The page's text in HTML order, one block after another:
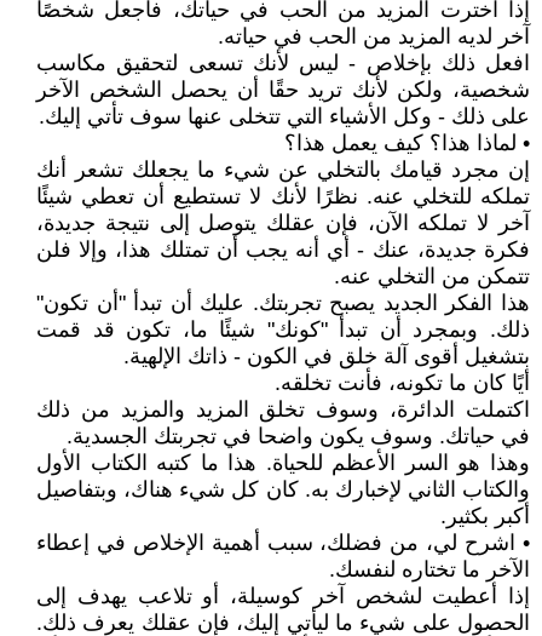
إذا اخترت المزيد من الحب في حياتك، فاجعل شخصًا
آخر لديه المزيد من الحب في حياته.
افعل ذلك بإخلاص - ليس لأنك تسعى لتحقيق مكاسب
شخصية، ولكن لأنك تريد حقًا أن يحصل الشخص الآخر
على ذلك - وكل الأشياء التي تتخلى عنها سوف تأتي إليك.
• لماذا هذا؟ كيف يعمل هذا؟
إن مجرد قيامك بالتخلي عن شيء ما يجعلك تشعر أنك
تملكه للتخلي عنه. نظرًا لأنك لا تستطيع أن تعطي شيئًا
آخر لا تملكه الآن، فإن عقلك يتوصل إلى نتيجة جديدة،
فكرة جديدة، عنك - أي أنه يجب أن تمتلك هذا، وإلا فلن
تتمكن من التخلي عنه.
هذا الفكر الجديد يصبح تجربتك. عليك أن تبدأ "أن تكون"
ذلك. وبمجرد أن تبدأ "كونك" شيئًا ما، تكون قد قمت
بتشغيل أقوى آلة خلق في الكون - ذاتك الإلهية.
أيًا كان ما تكونه، فأنت تخلقه.
اكتملت الدائرة، وسوف تخلق المزيد والمزيد من ذلك
في حياتك. وسوف يكون واضحا في تجربتك الجسدية.
وهذا هو السر الأعظم للحياة. هذا ما كتبه الكتاب الأول
والكتاب الثاني لإخبارك به. كان كل شيء هناك، وبتفاصيل
أكبر بكثير.
• اشرح لي، من فضلك، سبب أهمية الإخلاص في إعطاء
الآخر ما تختاره لنفسك.
إذا أعطيت لشخص آخر كوسيلة، أو تلاعب يهدف إلى
الحصول على شيء ما ليأتي إليك، فإن عقلك يعرف ذلك.